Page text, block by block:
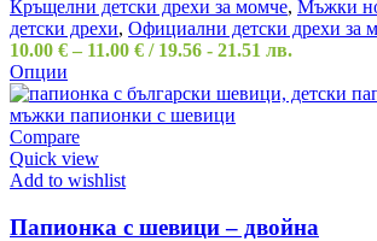
Кръщелни детски дрехи за момче, Мъжки
детски дрехи, Официални детски дрехи за
10.00 € – 11.00 € / 19.56 - 21.51 лв.
Опции
Compare
Quick view
Add to wishlist
Папионка с шевици – двойна